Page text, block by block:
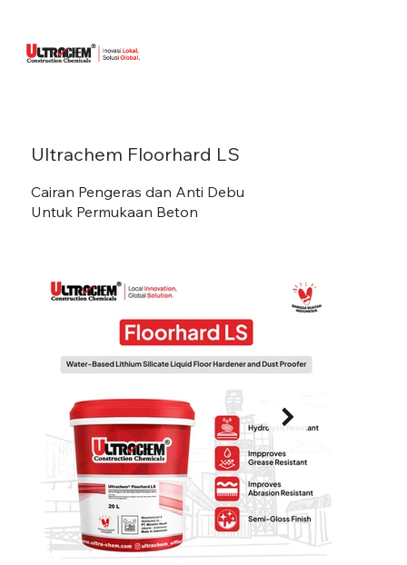
Ultrachem Floorhard LS
Cairan Pengeras dan Anti Debu
Untuk Permukaan Beton